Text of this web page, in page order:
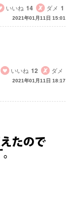
いいね 14 ダメ 1
2021年01月11日 15:01
いいね 12 ダメ
2021年01月11日 18:17